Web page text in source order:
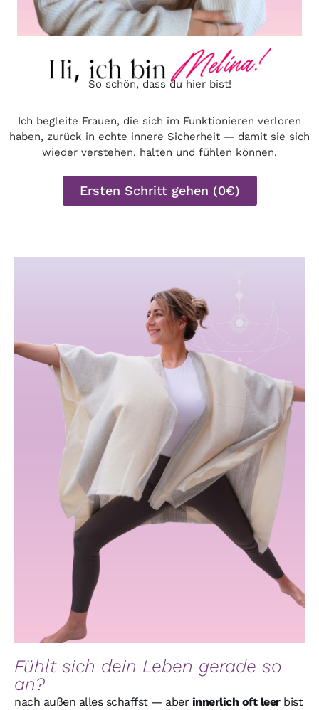
So schön, dass du hier bist!
Ich begleite Frauen, die sich im Funktionieren verloren
haben, zurück in echte innere Sicherheit — damit sie sich
wieder verstehen, halten und fühlen können.
Ersten Schritt gehen (0€)
Fühlt sich dein Leben gerade so
an?
nach außen alles schaffst — aber innerlich oft leerbist